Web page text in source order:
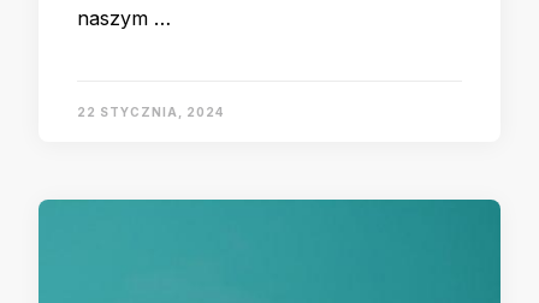
naszym …
22 STYCZNIA, 2024